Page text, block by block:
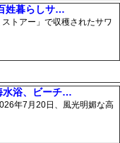
姓暮らしサ…
トアー」で収穫されたサワ
水浴、ビーチ…
年7月20日、風光明媚な高